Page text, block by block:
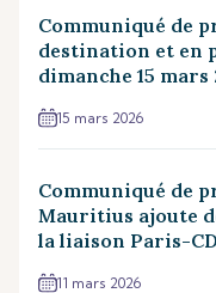
Communiqué de
destination et en
dimanche 15 mars
15 mars 2026
Communiqué de
Mauritius ajoute
la liaison Paris-
11 mars 2026